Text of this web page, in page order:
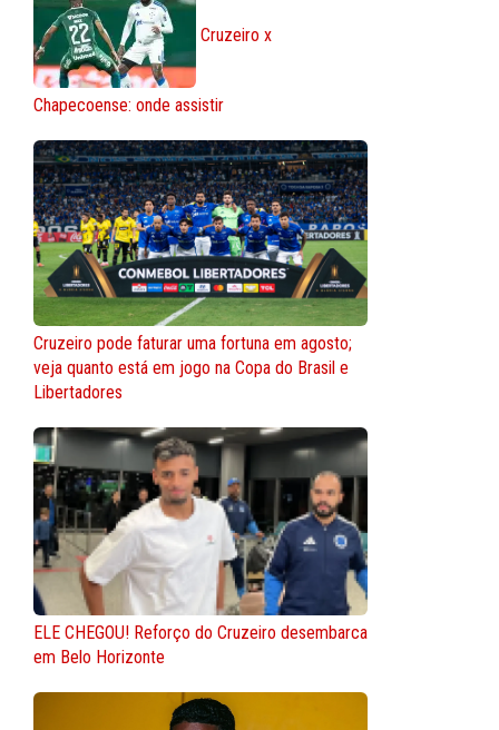
Cruzeiro x
Chapecoense: onde assistir
Cruzeiro pode faturar uma fortuna em agosto;
veja quanto está em jogo na Copa do Brasil e
Libertadores
ELE CHEGOU! Reforço do Cruzeiro desembarca
em Belo Horizonte